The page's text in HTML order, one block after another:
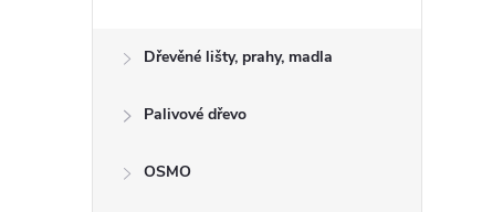
Dřevěné lišty, prahy, madla
Palivové dřevo
OSMO